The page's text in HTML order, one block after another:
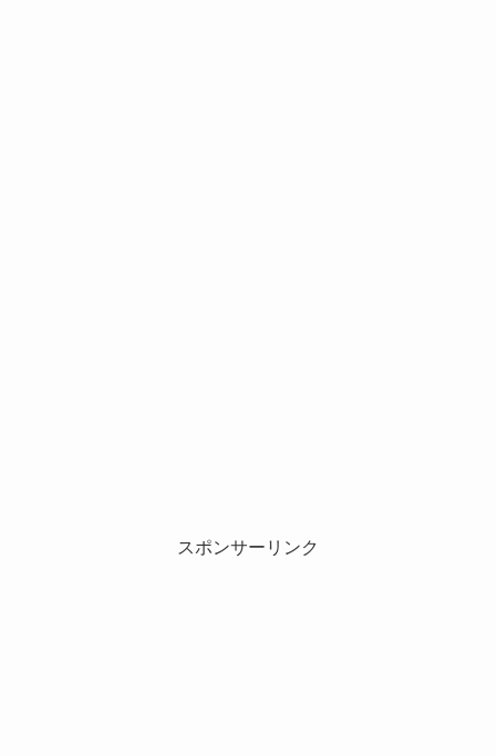
スポンサーリンク